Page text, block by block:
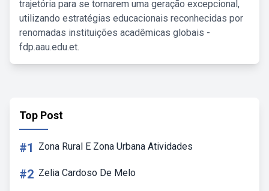
trajetória para se tornarem uma geração excepcional,
utilizando estratégias educacionais reconhecidas por
renomadas instituições acadêmicas globais -
fdp.aau.edu.et.
Top Post
#1 Zona Rural E Zona Urbana Atividades
#2 Zelia Cardoso De Melo